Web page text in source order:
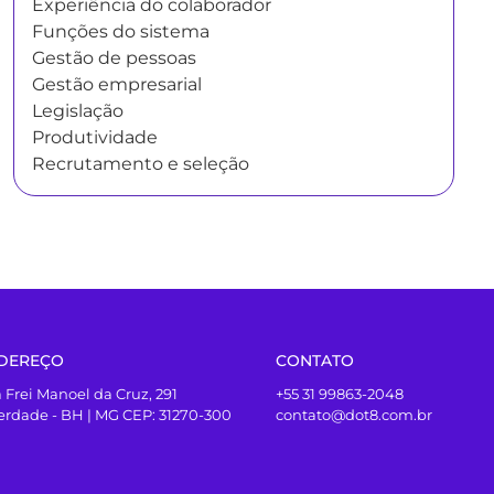
Experiência do colaborador
Funções do sistema
Gestão de pessoas
Gestão empresarial
Legislação
Produtividade
Recrutamento e seleção
Frei Manoel da Cruz, 291
- BH | MG CEP: 31270-300
CONTATO
+55 31 99863-2048
contato@dot8.com.br